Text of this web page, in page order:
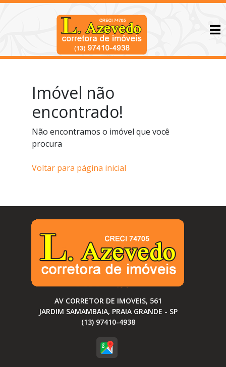
Imóvel não
encontrado!
Não encontramos o imóvel que você
procura
Voltar para página inicial
AV CORRETOR DE IMOVEIS, 561
JARDIM SAMAMBAIA, PRAIA GRANDE - SP
(13) 97410-4938